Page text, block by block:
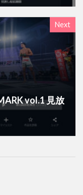
Next
vol.1 見放